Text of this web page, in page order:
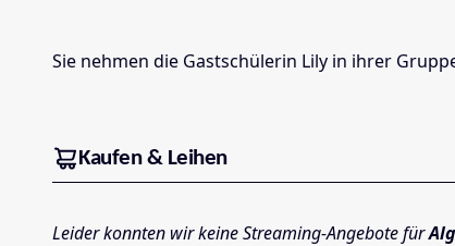
Sie nehmen die Gastschülerin Lily in ihrer
Kaufen & Leihen
Leider konnten wir keine Streaming-Angebote für